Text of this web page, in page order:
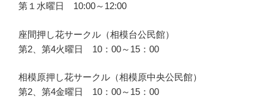
第１水曜日 10:00～12:00
座間押し花サークル（相模台公民館）
第2、第4火曜日 10：00～15：00
相模原押し花サークル（相模原中央公民館）
第2、第4金曜日 10：00～15：00